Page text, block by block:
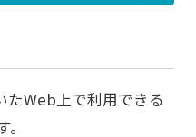
たWeb上で利用できる